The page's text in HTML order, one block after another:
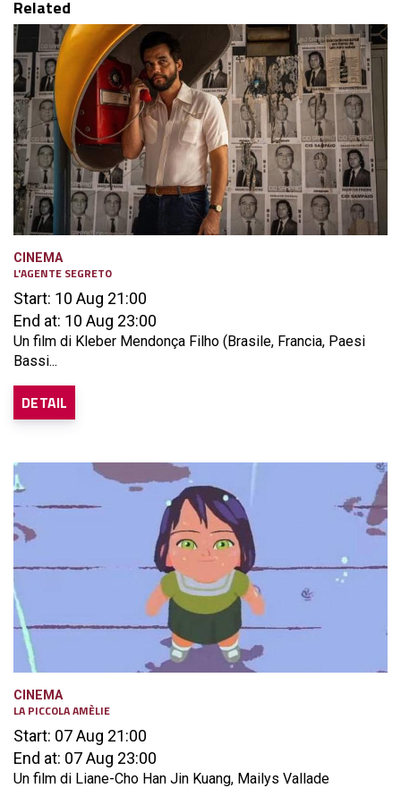
Related
CINEMA
L'AGENTE SEGRETO
Start: 10 Aug 21:00
End at: 10 Aug 23:00
Un film di Kleber Mendonça Filho (Brasile, Francia, Paesi
Bassi...
DETAIL
CINEMA
LA PICCOLA AMÈLIE
Start: 07 Aug 21:00
End at: 07 Aug 23:00
Un film di Liane-Cho Han Jin Kuang, Mailys Vallade